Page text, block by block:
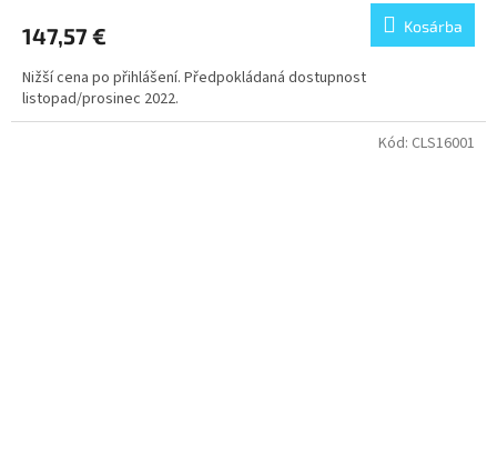
147,57 € Kosárba
Nižší cena po přihlášení. Předpokládaná dostupnost
listopad/prosinec 2022.
Kód: CLS16001